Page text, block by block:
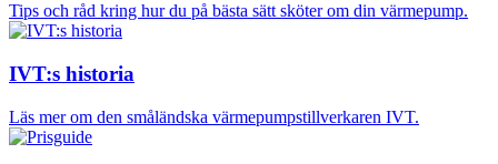
Tips och råd kring hur du på bästa sätt sköter om din värmepump.
IVT:s historia
Läs mer om den småländska värmepumpstillverkaren IVT.